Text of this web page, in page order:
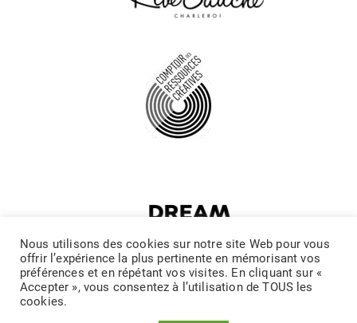
Nous utilisons des cookies sur notre site Web pour vous
offrir l’expérience la plus pertinente en mémorisant vos
préférences et en répétant vos visites. En cliquant sur «
Accepter », vous consentez à l’utilisation de TOUS les
cookies.